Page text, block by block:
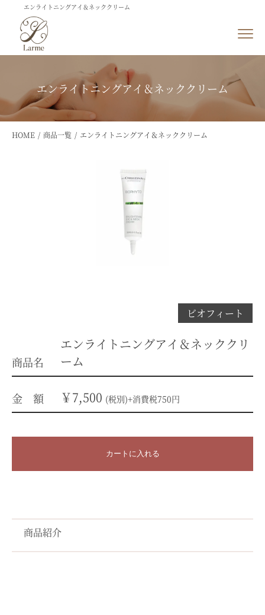
エンライトニングアイ＆ネッククリーム
エンライトニングアイ＆ネッククリーム
HOME 商品一覧 エンライトニングアイ＆ネッククリーム
ビオフィート
商品名
エンライトニングアイ＆ネッククリ
ーム
金 額 ￥7,500 (税別)+消費税750円
カートに入れる
商品紹介